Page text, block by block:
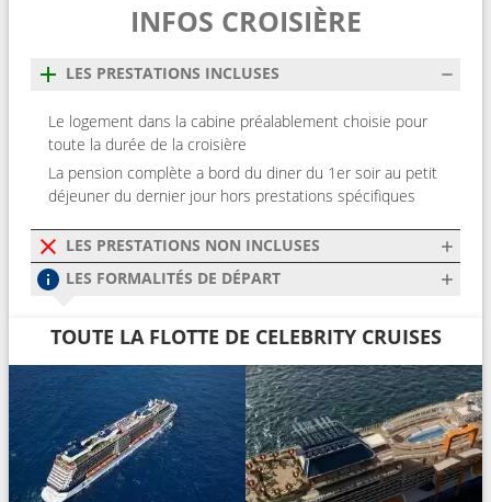
INFOS CROISIÈRE
LES PRESTATIONS INCLUSES
Le logement dans la cabine préalablement choisie pour
toute la durée de la croisière
La pension complète a bord du diner du 1er soir au petit
déjeuner du dernier jour hors prestations spécifiques
LES PRESTATIONS NON INCLUSES
LES FORMALITÉS DE DÉPART
TOUTE LA FLOTTE DE CELEBRITY CRUISES